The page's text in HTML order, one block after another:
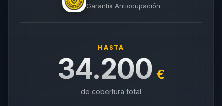
Garantía Antiocupación
HASTA
34.200 €
de cobertura total